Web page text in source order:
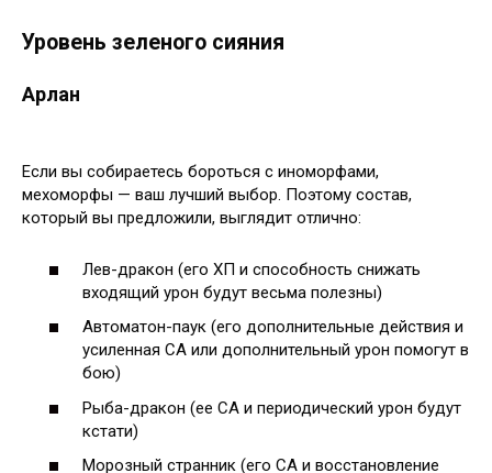
Уровень зеленого сияния
Арлан
Если вы собираетесь бороться с иноморфами,
мехоморфы — ваш лучший выбор. Поэтому состав,
который вы предложили, выглядит отлично:
Лев-дракон (его ХП и способность снижать
входящий урон будут весьма полезны)
Автоматон-паук (его дополнительные действия и
усиленная СА или дополнительный урон помогут в
бою)
Рыба-дракон (ее СА и периодический урон будут
кстати)
Морозный странник (его СА и восстановление